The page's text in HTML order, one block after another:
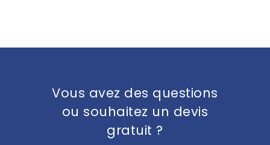
Vous avez des questions
ou souhaitez un devis
gratuit ?